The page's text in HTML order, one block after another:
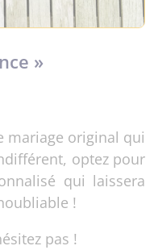
»
mariage original qui
optez pour
qui laissera
!
pas !